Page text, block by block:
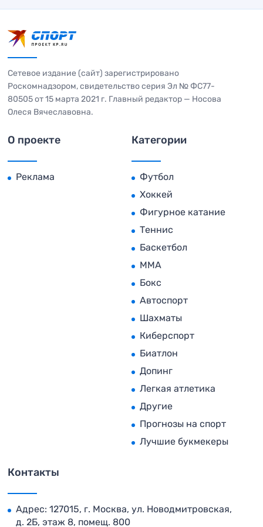
Сетевое издание (сайт) зарегистрировано
Роскомнадзором, свидетельство серия Эл № ФС77-
80505 от 15 марта 2021 г. Главный редактор — Носова
Олеся Вячеславовна.
О проекте
Реклама
Категории
Футбол
Хоккей
Фигурное катание
Теннис
Баскетбол
MMA
Бокс
Автоспорт
Шахматы
Киберспорт
Биатлон
Допинг
Легкая атлетика
Другие
Прогнозы на спорт
Лучшие букмекеры
Контакты
Адрес: 127015, г. Москва, ул. Новодмитровская,
д. 2Б, этаж 8, помещ. 800